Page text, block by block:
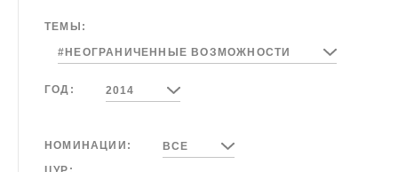
ТЕМЫ:
#НЕОГРАНИЧЕННЫЕ ВОЗМОЖНОСТИ
ГОД: 2014
НОМИНАЦИИ:
ВСЕ